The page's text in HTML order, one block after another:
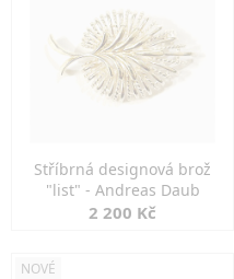
Stříbrná designová brož
"list" - Andreas Daub
2 200 Kč
NOVÉ